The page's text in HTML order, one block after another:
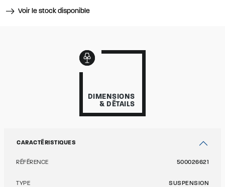
Voir le stock disponible
DIMENSIONS
& DÉTAILS
CARACTÉRISTIQUES
RÉFÉRENCE 500026621
TYPE SUSPENSION